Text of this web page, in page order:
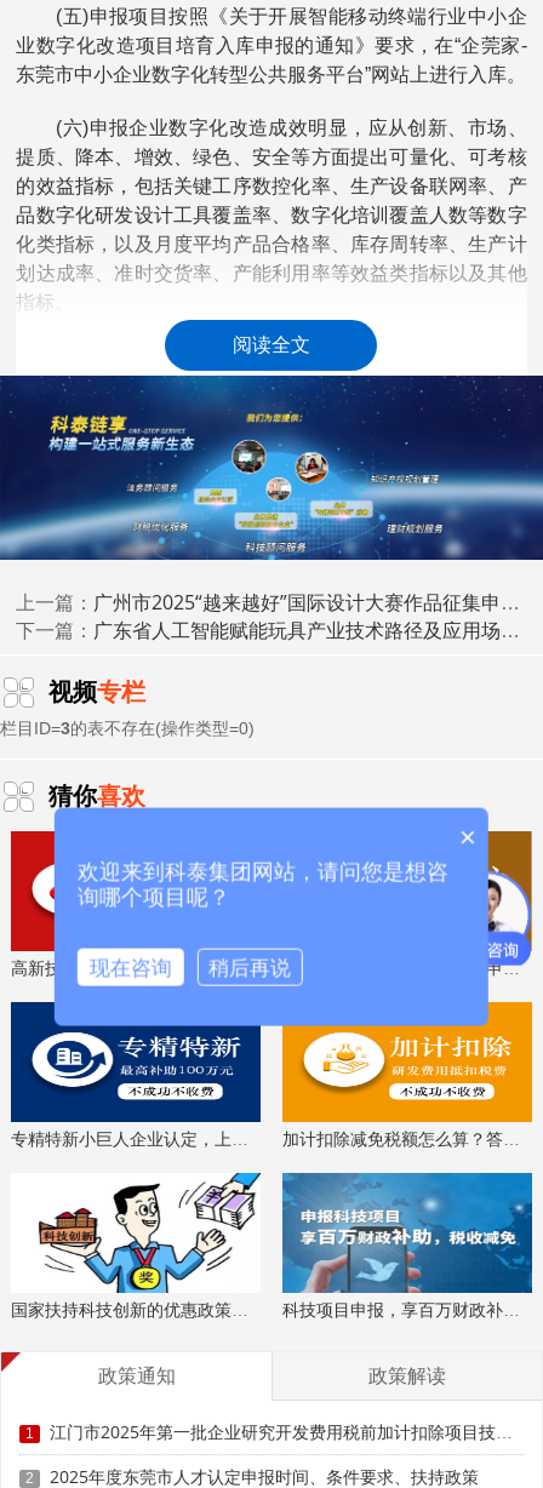
(五)申报项目按照《关于开展智能移动终端行业中小企
业数字化改造项目培育入库申报的通知》要求，在“企莞家-
东莞市中小企业数字化转型公共服务平台”网站上进行入库。
(六)申报企业数字化改造成效明显，应从创新、市场、
提质、降本、增效、绿色、安全等方面提出可量化、可考核
的效益指标，包括关键工序数控化率、生产设备联网率、产
品数字化研发设计工具覆盖率、数字化培训覆盖人数等数字
化类指标，以及月度平均产品合格率、库存周转率、生产计
划达成率、准时交货率、产能利用率等效益类指标以及其他
指标。
二、资助标准
立，且数字化水平评测等级达到二级及以上的项目，根据
《东莞市中小企业数字化转型城市试点专项资金管理办法》
进行奖励：
通过数字化牵引单位完成的改造项目，
单个项目获得专
项资金扶持累计不超过项目实际投入金额(不含税)的50%，
最高不超过150万元
通过其他数字化服务商(非牵引单位)完成的改造项目，
单个项目获得专项资金扶持累计不超过项目实际投入金额(不
含税)的35%，最高不超过100万元。
市工业和信息化局根据年度预算规模和实际申报数量，
科泰集团(https://www.gdktzx.com/)成立16年来，致力于
提供高新技术企业认定、 名优高新技术产品
认定、省市工程
定、省市重点实验室认定、新型研发机构认定、专精特新中
请、研发费用加计扣除、两化融合贯标认证、科技型中小企
业评价入库、创新创业大赛、专利奖、科学技术奖、科技成
阅读全文
上一篇： 广州市2025“越来越好”国际设计大赛作品征集申报时间、条件要求、奖励政策
下一篇： 广东省人工智能赋能玩具产业技术路径及应用场景清单征集申报时间、条件要求
视频专栏
栏目ID=3的表不存在(操作类型=0)
猜你喜欢
高新技术企业认定，免费评估，通过后再收费 省工程技术研究中心，专业申报、指导培训
加计扣除减免税额怎么算？答疑解惑、咨询培训
国家扶持科技创新的优惠政策，索取资料、解读政策 科技项目申报，享百万财政补贴，减免40%所得税
政策通知 政策解读
1 江门市2025年第一批企业研究开发费用税前加计扣除项目技术鉴定申报时间、条件要求
2 2025年度东莞市人才认定申报时间、条件要求、扶持政策
×
欢迎来到科泰集团网站，请问您是想咨
询哪个项目呢？
现在咨询 稍后再说